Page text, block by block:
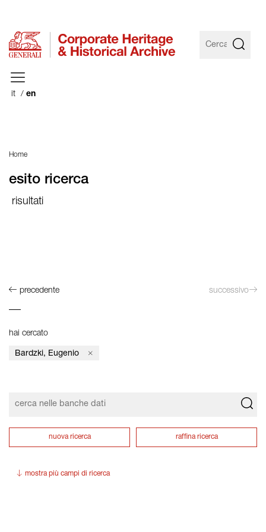
it en
Home
esito ricerca
risultati
precedente successivo
hai cercato
Bardzki, Eugenio
nuova ricerca raffina ricerca
mostra più campi di ricerca